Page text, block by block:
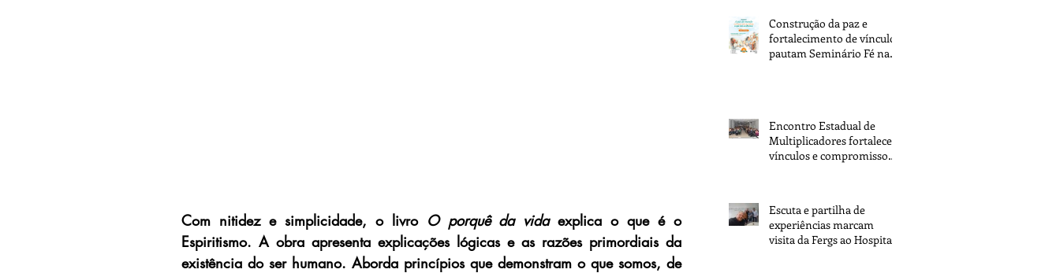
Com nitidez e simplicidade, o livro O porquê da vida explica o que é o
Espiritismo. A obra apresenta explicações lógicas e as razões primordiais da
existência do ser humano. Aborda princípios que demonstram o que somos, de
Construção da paz e
fortalecimento de vínculos
pautam Seminário Fé na
Encontro Estadual de
Multiplicadores fortalece
vínculos e compromisso
Escuta e partilha de
experiências marcam
visita da Fergs ao Hospital